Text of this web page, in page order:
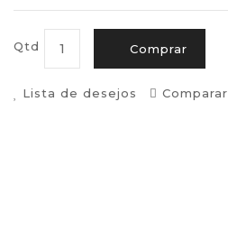
Qtd Comprar
Lista de desejos Comparar